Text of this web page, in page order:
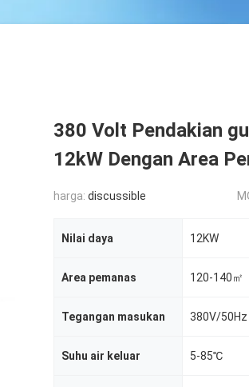
380 Volt Pendakian
12kW Dengan Area
harga: discussible
Nilai daya 12KW
Area pemanas 120-140㎡
Tegangan masukan 380V/50Hz
Suhu air keluar 5-85℃